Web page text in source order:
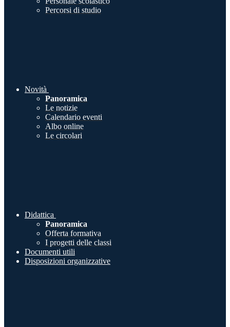
Percorsi di studio
Novità
Panoramica
Le notizie
Calendario eventi
Albo online
Le circolari
Didattica
Panoramica
Offerta formativa
I progetti delle classi
Documenti utili
Disposizioni organizzative